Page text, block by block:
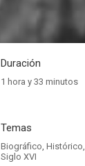
Duración
1 hora y 33 minutos
Temas
Biográfico, Histórico,
Siglo XVI